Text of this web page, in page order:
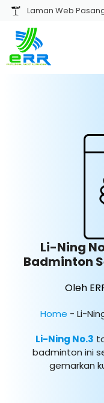
Skip
content
Laman Web
Li-Ning
Badminton
Oleh
Home - Li-
Li-Ning No.3
badminton ini
gemarkan